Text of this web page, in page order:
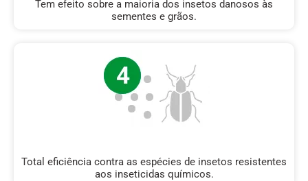
Tem efeito sobre a maioria dos insetos danosos às
sementes e grãos.
Total eficiência contra as espécies de insetos resistentes
aos inseticidas químicos.